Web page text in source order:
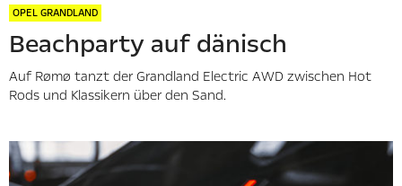
OPEL GRANDLAND
Beachparty auf dänisch
Auf Rømø tanzt der Grandland Electric AWD zwischen Hot
Rods und Klassikern über den Sand.